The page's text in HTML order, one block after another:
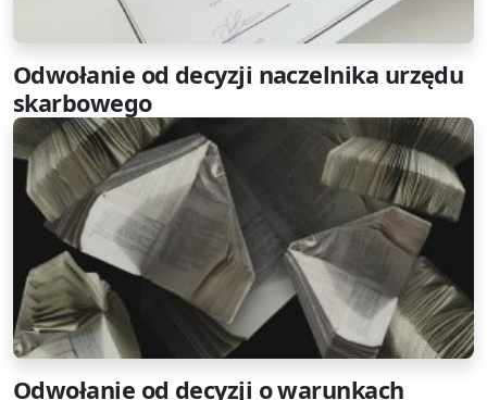
Odwołanie od decyzji naczelnika urzędu
skarbowego
Odwołanie od decyzji o warunkach